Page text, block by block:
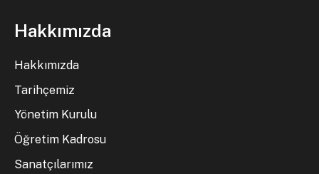
Hakkımızda
Hakkımızda
Tarihçemiz
Yönetim Kurulu
Öğretim Kadrosu
Sanatçılarımız